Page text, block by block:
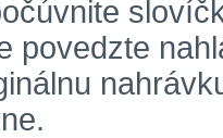
povedzte